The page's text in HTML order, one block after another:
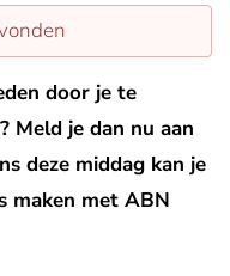
door je te
Meld je dan nu aan
deze middag kan je
maken met ABN